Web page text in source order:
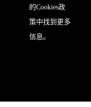
的Cookies政
策中找到更多
信息。